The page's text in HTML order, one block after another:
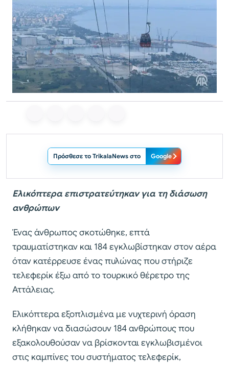
Πρόσθεσε το TrikalaNews στο Google
Ελικόπτερα επιστρατεύτηκαν για τη διάσωση
ανθρώπων
Ένας άνθρωπος σκοτώθηκε, επτά
τραυματίστηκαν και 184 εγκλωβίστηκαν στον αέρα
όταν κατέρρευσε ένας πυλώνας που στήριζε
τελεφερίκ έξω από το τουρκικό θέρετρο της
Αττάλειας.
Ελικόπτερα εξοπλισμένα με νυχτερινή όραση
κλήθηκαν να διασώσουν 184 ανθρώπους που
εξακολουθούσαν να βρίσκονται εγκλωβισμένοι
στις καμπίνες του συστήματος τελεφερίκ,